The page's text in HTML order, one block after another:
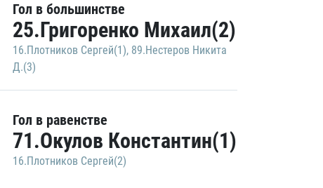
Гол в большинстве
25.Григоренко Михаил(2)
16.Плотников Сергей(1), 89.Нестеров Никита
Д.(3)
Гол в равенстве
71.Окулов Константин(1)
16.Плотников Сергей(2)